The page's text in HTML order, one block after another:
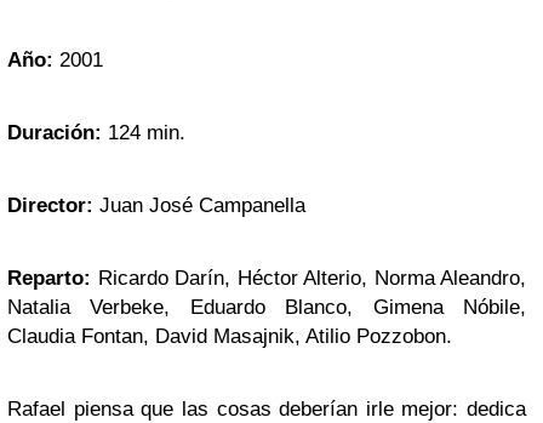
Año: 2001
Duración: 124 min.
Director: Juan José Campanella
Reparto: Ricardo Darín, Héctor Alterio, Norma Aleandro,
Natalia Verbeke, Eduardo Blanco, Gimena Nóbile,
Claudia Fontan, David Masajnik, Atilio Pozzobon.
Rafael piensa que las cosas deberían irle mejor: dedica